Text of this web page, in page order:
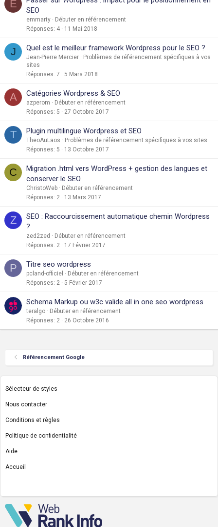
E
SEO
emmarty
Débuter en référencement
Réponses 4 11 Mai 2018
J Quel est le meilleur framework Wordpress pour le SEO ?
Jean-Pierre Mercier
Problèmes de référencement spécifiques à vos
sites
Réponses 7 5 Mars 2018
A Catégories Wordpress & SEO
azperom
Débuter en référencement
Réponses 5 27 Octobre 2017
T Plugin multilingue Wordpress et SEO
TheoAuLaos
Problèmes de référencement spécifiques à vos sites
Réponses 5 13 Octobre 2017
C
Migration .html vers WordPress + gestion des langues et
conserver le SEO
ChristoWeb
Débuter en référencement
Réponses 2 13 Mars 2017
Z
SEO : Raccourcissement automatique chemin Wordpress
?
zed2zed
Débuter en référencement
Réponses 2 17 Février 2017
P Titre seo wordpress
pcland-officiel
Débuter en référencement
Réponses 2 5 Février 2017
Schema Markup ou w3c valide all in one seo wordpress
teralgo
Débuter en référencement
Réponses 2 26 Octobre 2016
Référencement Google
Sélecteur de styles
Nous contacter
Conditions et règles
Politique de confidentialité
Aide
Accueil